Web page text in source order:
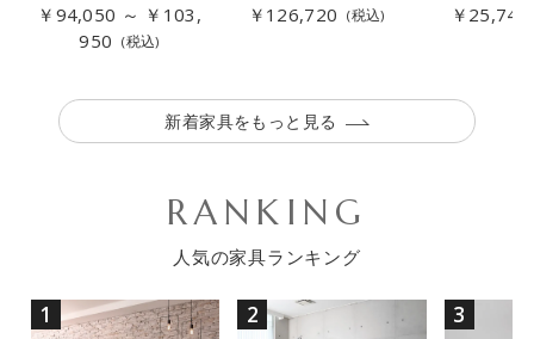
￥94,050 ～ ￥103,
950 (税込)
￥126,720 (税込) ￥25,740
新着家具をもっと見る
RANKING
人気の家具ランキング
1 2 3